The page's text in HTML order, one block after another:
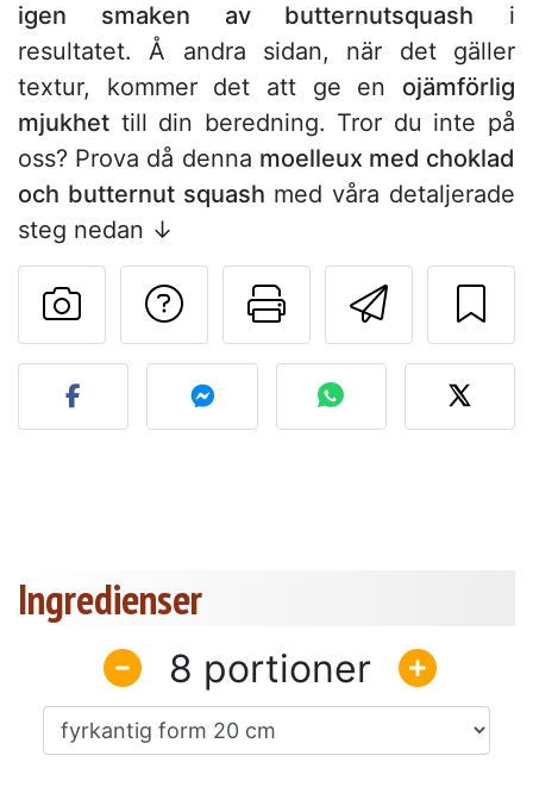
igen smaken av butternutsquash i
resultatet. Å andra sidan, när det gäller
textur, kommer det att ge en ojämförlig
mjukhet till din beredning. Tror du inte på
oss? Prova då denna moelleux med choklad
och butternut squash med våra detaljerade
steg nedan ↓
Skriv ut
Ställa en fråga till
Lägg upp ditt foto av
Ingredienser
8